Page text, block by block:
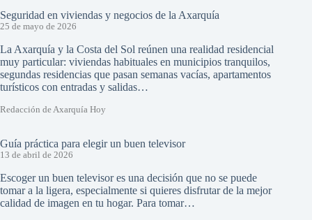
Seguridad en viviendas y negocios de la Axarquía
25 de mayo de 2026
La Axarquía y la Costa del Sol reúnen una realidad residencial
muy particular: viviendas habituales en municipios tranquilos,
segundas residencias que pasan semanas vacías, apartamentos
turísticos con entradas y salidas…
Redacción de Axarquía Hoy
Guía práctica para elegir un buen televisor
13 de abril de 2026
Escoger un buen televisor es una decisión que no se puede
tomar a la ligera, especialmente si quieres disfrutar de la mejor
calidad de imagen en tu hogar. Para tomar…